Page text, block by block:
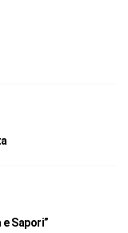
Sapori”